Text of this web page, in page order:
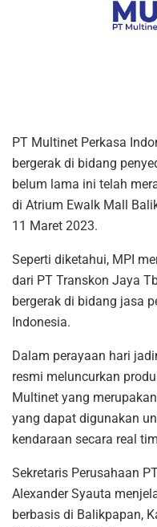
PT Multinet Perkasa
bergerak di bidang
belum lama ini telah
di Atrium Ewalk Mall
11 Maret 2023.
Seperti diketahui, MPI
dari PT Transkon Jaya
bergerak di bidang jasa
Indonesia.
Dalam perayaan hari
resmi meluncurkan
Multinet yang
yang dapat digunakan
kendaraan secara real
Sekretaris Perusahaan
Alexander Syauta
berbasis di Balikpapan,